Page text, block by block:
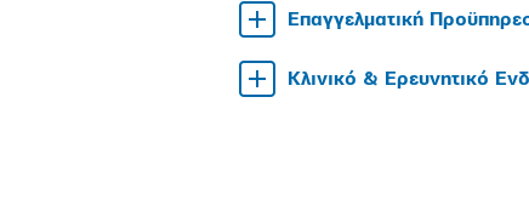
Επαγγελματική
Κλινικό & Ερευνητικό